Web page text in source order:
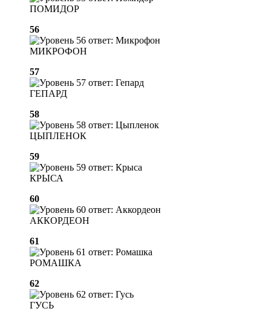
ПОМИДОР
56
МИКРОФОН
57
ГЕПАРД
58
ЦЫПЛЕНОК
59
КРЫСА
60
АККОРДЕОН
61
РОМАШКА
62
ГУСЬ